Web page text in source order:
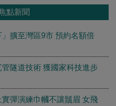
點新聞
」擴至灣區9市 預約名額倍
管隧道技術 獲國家科技進步
實彈演練巾幗不讓鬚眉 女飛